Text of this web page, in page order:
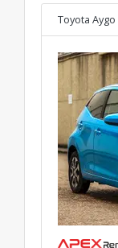
Toyota Aygo